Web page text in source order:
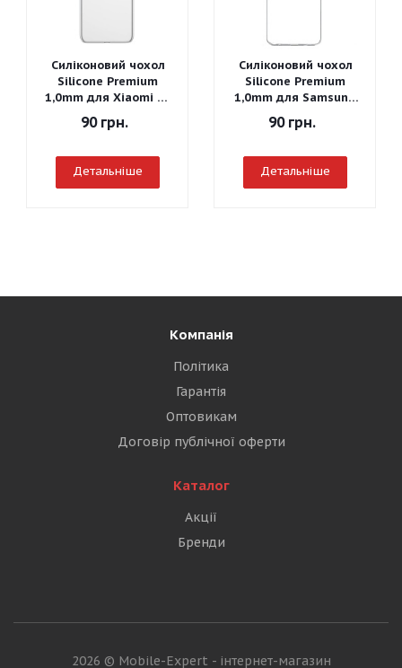
Силіконовий чохол
Silicone Premium
1,0mm для Xiaomi Mi
90грн.
Детальніше
Силіконовий чохол
Silicone Premium
1,0mm для Samsung
J260 Galaxy J2 Core
2018
90грн.
Детальніше
Компанія
Політика
Гарантія
Оптовикам
Договір публічної оферти
Каталог
Акції
Бренди
2026 © Mobile-Expert - інтернет-магазин